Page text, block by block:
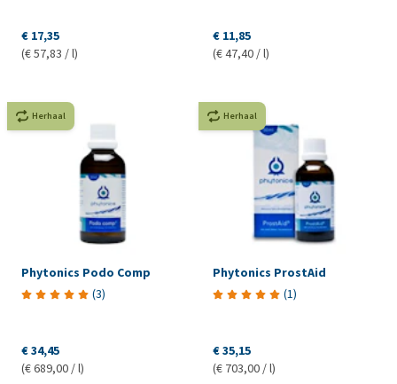
€ 17,35
(€ 57,83 / l)
€ 11,85
(€ 47,40 / l)
Herhaal
Phytonics Podo Comp
(3)
€ 34,45
(€ 689,00 / l)
Herhaal
Phytonics ProstAid
(1)
€ 35,15
(€ 703,00 / l)